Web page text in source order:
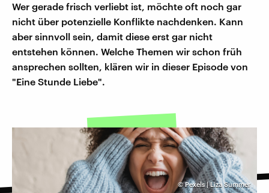
Wer gerade frisch verliebt ist, möchte oft noch gar
nicht über potenzielle Konflikte nachdenken. Kann
aber sinnvoll sein, damit diese erst gar nicht
entstehen können. Welche Themen wir schon früh
ansprechen sollten, klären wir in dieser Episode von
"Eine Stunde Liebe".
©Pexels | Liza Summer